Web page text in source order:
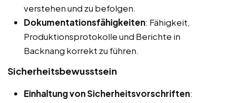
verstehen und zu befolgen.
Dokumentationsfähigkeiten: Fähigkeit,
Produktionsprotokolle und Berichte in
Backnang korrekt zu führen.
Sicherheitsbewusstsein
Einhaltung von Sicherheitsvorschriften: